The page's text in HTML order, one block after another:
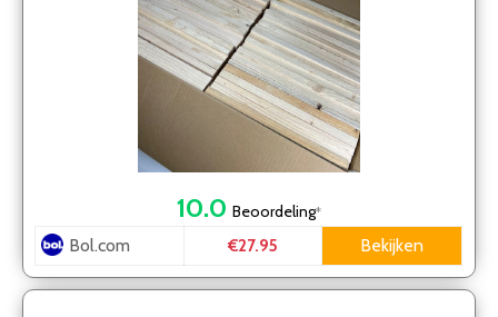
10.0 Beoordeling*
Bol.com €27.95 Bekijken